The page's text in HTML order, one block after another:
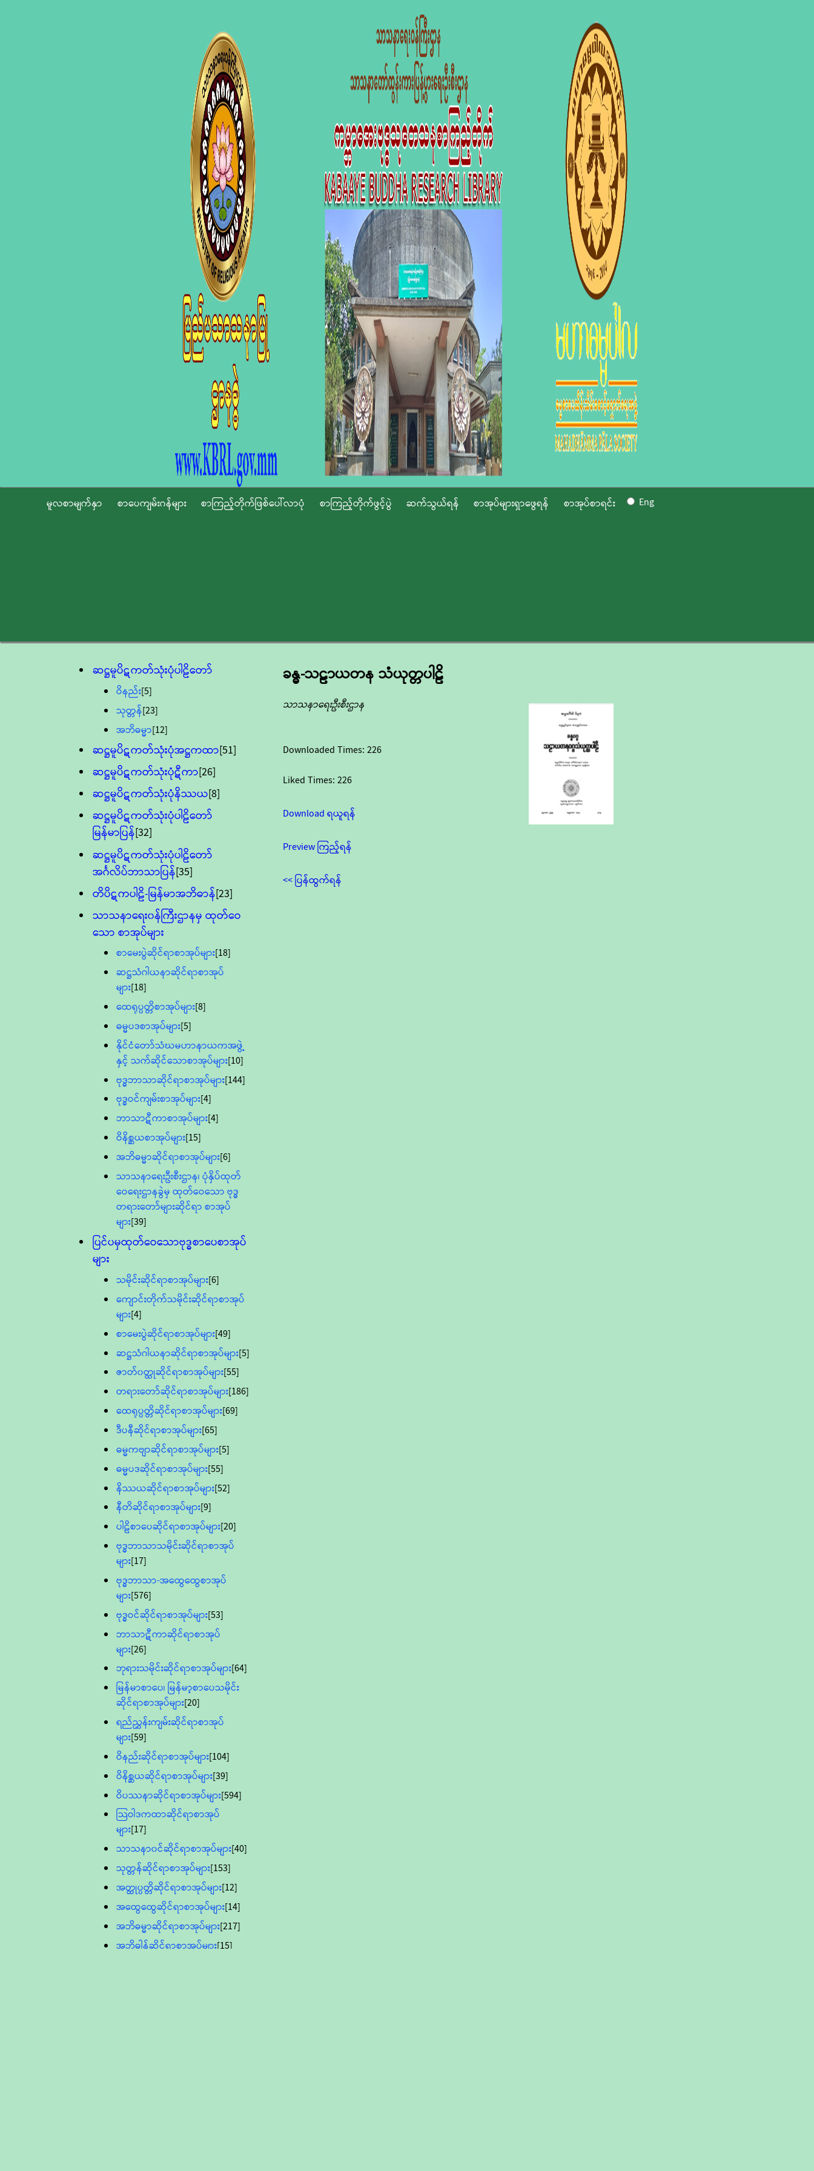
မူလစာမျက်နှာ စာပေကျမ်းဂန်များ စာကြည့်တိုက်ဖြစ်ပေါ်လာပုံ စာကြည့်တိုက်ဖွင့်ပွဲ ဆက်သွယ်ရန် စာအုပ်များရှာဖွေရန် စာအုပ်စာရင်း Eng
ဆဋ္ဌမူပိဋကတ်သုံးပုံပါဠိတော်
ဝိနည်း[5]
သုတ္တန်[23]
အဘိဓမ္မာ[12]
ဆဋ္ဌမူပိဋကတ်သုံးပုံအဋ္ဌကထာ[51]
ဆဋ္ဌမူပိဋကတ်သုံးပုံဋီကာ[26]
ဆဋ္ဌမူပိဋကတ်သုံးပုံနိဿယ[8]
ဆဋ္ဌမူပိဋကတ်သုံးပုံပါဠိတော်
မြန်မာပြန်[32]
ဆဋ္ဌမူပိဋကတ်သုံးပုံပါဠိတော်
အင်္ဂလိပ်ဘာသာပြန်[35]
တိပိဋကပါဠိ-မြန်မာအဘိဓာန်[23]
သာသနာရေး၀န်ကြီးဌာနမှ ထုတ်ဝေ
သော စာအုပ်များ
စာမေးပွဲဆိုင်ရာစာအုပ်များ[18]
ဆဋ္ဌသံဂါယနာဆိုင်ရာစာအုပ်
များ[18]
ထေရုပ္ပတ္တိစာအုပ်များ[8]
ဓမ္မပဒစာအုပ်များ[5]
နိုင်ငံတော်သံဃမဟာနာယကအဖွဲ့
နှင့် သက်ဆိုင်သောစာအုပ်များ[10]
ဗုဒ္ဓဘာသာဆိုင်ရာစာအုပ်များ[144]
ဗုဒ္ဓဝင်ကျမ်းစာအုပ်များ[4]
ဘာသာဋီကာစာအုပ်များ[4]
ဝိနိစ္ဆယစာအုပ်များ[15]
အဘိဓမ္မာဆိုင်ရာစာအုပ်များ[6]
သာသနာရေးဦးစီးဌာန၊ ပုံနှိပ်ထုတ်
ဝေရေးဌာနခွဲမှ ထုတ်ဝေသော ဗုဒ္ဓ
တရားတော်များဆိုင်ရာ စာအုပ်
များ[39]
ပြင်ပမှထုတ်ဝေသောဗုဒ္ဓစာပေစာအုပ်
များ
သမိုင်းဆိုင်ရာစာအုပ်များ[6]
ကျောင်းတိုက်သမိုင်းဆိုင်ရာစာအုပ်
များ[4]
စာမေးပွဲဆိုင်ရာစာအုပ်များ[49]
ဆဋ္ဌသံဂါယနာဆိုင်ရာစာအုပ်များ[5]
ဇာတ်၀တ္ထုဆိုင်ရာစာအုပ်များ[55]
တရားတော်ဆိုင်ရာစာအုပ်များ[186]
ထေရုပ္ပတ္တိဆိုင်ရာစာအုပ်များ[69]
ဒီပနီဆိုင်ရာစာအုပ်များ[65]
ဓမ္မကဗျာဆိုင်ရာစာအုပ်များ[5]
ဓမ္မပဒဆိုင်ရာစာအုပ်များ[55]
နိဿယဆိုင်ရာစာအုပ်များ[52]
နီတိဆိုင်ရာစာအုပ်များ[9]
ပါဠိစာပေဆိုင်ရာစာအုပ်များ[20]
ဗုဒ္ဓဘာသာသမိုင်းဆိုင်ရာစာအုပ်
များ[17]
ဗုဒ္ဓဘာသာ-အထွေထွေစာအုပ်
များ[576]
ဗုဒ္ဓဝင်ဆိုင်ရာစာအုပ်များ[53]
ဘာသာဋီကာဆိုင်ရာစာအုပ်
များ[26]
ဘုရားသမိုင်းဆိုင်ရာစာအုပ်များ[64]
မြန်မာစာပေ၊ မြန်မာ့စာပေသမိုင်း
ဆိုင်ရာစာအုပ်များ[20]
ရည်ညွှန်းကျမ်းဆိုင်ရာစာအုပ်
များ[59]
ဝိနည်းဆိုင်ရာစာအုပ်များ[104]
ဝိနိစ္ဆယဆိုင်ရာစာအုပ်များ[39]
ဝိပဿနာဆိုင်ရာစာအုပ်များ[594]
သြဝါဒကထာဆိုင်ရာစာအုပ်
များ[17]
သာသနာ၀င်ဆိုင်ရာစာအုပ်များ[40]
သုတ္တန်ဆိုင်ရာစာအုပ်များ[153]
အတ္ထုပ္ပတ္တိဆိုင်ရာစာအုပ်များ[12]
အထွေထွေဆိုင်ရာစာအုပ်များ[14]
အဘိဓမ္မာဆိုင်ရာစာအုပ်များ[217]
အဘိဓါန်ဆိုင်ရာစာအုပ်များ[15]
ခန္ဓ-သဠာယတန သံယုတ္တပါဠိ
သာသနာရေးဦးစီးဌာန
Downloaded Times: 226
Liked Times: 226
Download ရယူရန်
Preview ကြည့်ရန်
<< ပြန်ထွက်ရန်